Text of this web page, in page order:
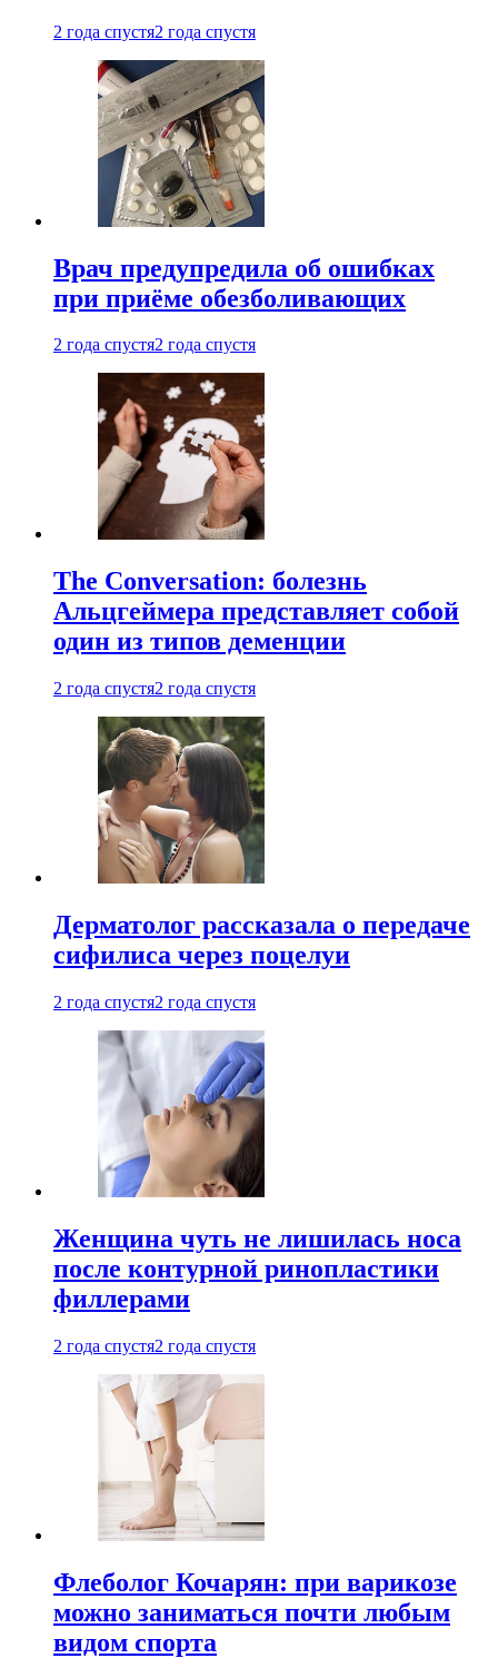
2 года спустя2 года спустя
Врач предупредила об ошибках
при приëме обезболивающих
2 года спустя2 года спустя
The Conversation: болезнь
Альцгеймера представляет собой
один из типов деменции
2 года спустя2 года спустя
Дерматолог рассказала о передаче
сифилиса через поцелуи
2 года спустя2 года спустя
Женщина чуть не лишилась носа
после контурной ринопластики
филлерами
2 года спустя2 года спустя
Флеболог Кочарян: при варикозе
можно заниматься почти любым
видом спорта